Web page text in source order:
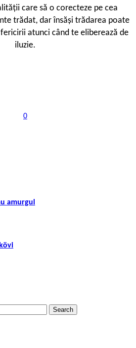
care să o corecteze pe cea
trădat, dar însăși trădarea poate
atunci când te eliberează de
iluzie.
0
amurgul